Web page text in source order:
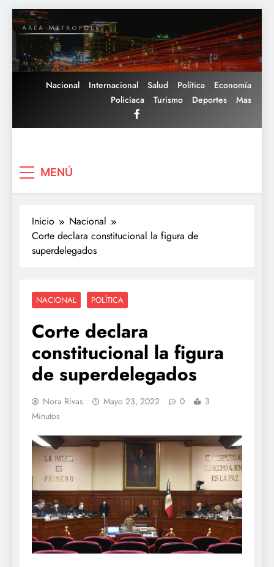
Saltar
al
contenido
Nacional Internacional Salud Política
Economía
Policiaca
Turismo Deportes Mas
MENÚ
Inicio
Nacional
Corte declara constitucional la figura de
superdelegados
NACIONAL POLÍTICA
Corte declara
constitucional la figura
de superdelegados
Nora Rivas Mayo 23, 2022 0
3
Minutos